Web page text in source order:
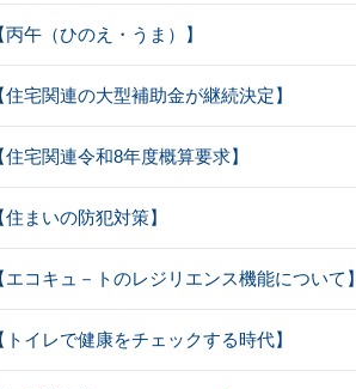
午（ひのえ・うま）】
宅関連の大型補助金が継続決定】
宅関連令和8年度概算要求】
まいの防犯対策】
コキュ－トのレジリエンス機能について】
イレで健康をチェックする時代】